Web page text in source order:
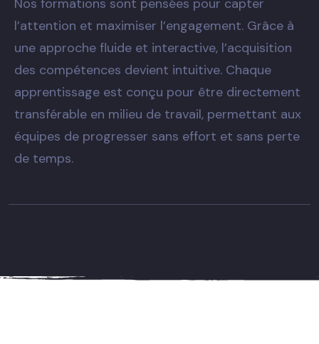
Nos formations sont pensées pour capter
l’attention et maximiser l’engagement. Grâce à
une approche fluide et interactive, l’acquisition
des compétences devient intuitive. Chaque
apprentissage est conçu pour être directement
transférable en milieu de travail, permettant aux
équipes de progresser sans effort et sans perte
de temps.